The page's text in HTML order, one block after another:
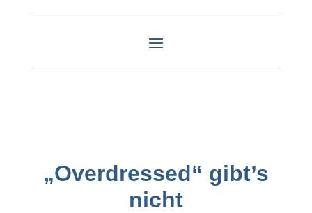
„Overdressed“ gibt’s
nicht